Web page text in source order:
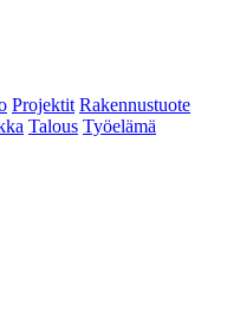
Projektit Rakennustuote
Talous Työelämä